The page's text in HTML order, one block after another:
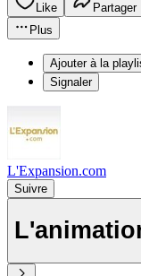
Like Partager
Plus
Ajouter à la
Signaler
L'Expansion.com
Suivre